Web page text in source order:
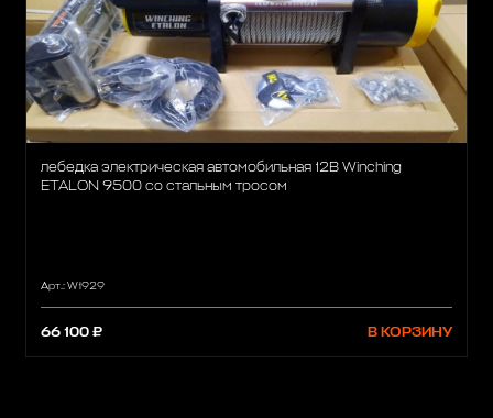
лебедка электрическая автомобильная 12В Winching
ETALON 9500 со стальным тросом
Арт.: W1929
66 100 ₽ В КОРЗИНУ